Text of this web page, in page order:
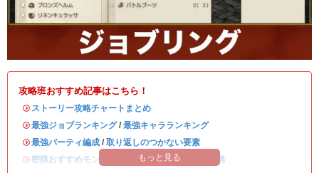
攻略班おすすめ記事はこちら！
・ ストーリー攻略チャートまとめ
・最強ジョブランキング/ 最強キャラランキング
・最強パーティ編成 / 取り返しのつかない要素
・ 密猟おすすめモンスター ディープダンジョン攻略
もっと見る